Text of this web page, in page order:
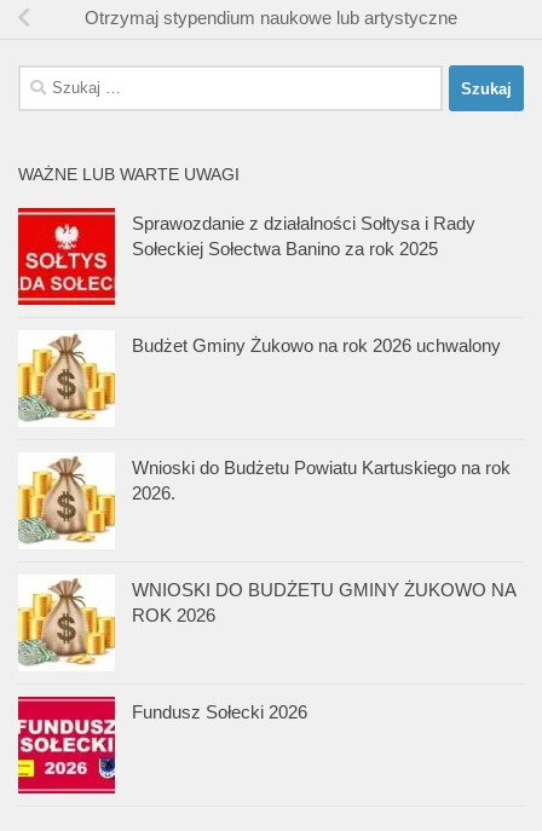
Otrzymaj stypendium naukowe lub artystyczne
Szukaj:
WAŻNE LUB WARTE UWAGI
Sprawozdanie z działalności Sołtysa i Rady
Sołeckiej Sołectwa Banino za rok 2025
Budżet Gminy Żukowo na rok 2026 uchwalony
Wnioski do Budżetu Powiatu Kartuskiego na rok
2026.
WNIOSKI DO BUDŻETU GMINY ŻUKOWO NA
ROK 2026
Fundusz Sołecki 2026